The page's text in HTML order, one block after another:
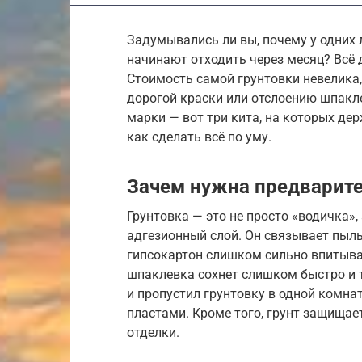
Задумывались ли вы, почему у одних
начинают отходить через месяц?
Стоимость самой грунтовки
дорогой краски или отслоению
марки — вот три кита, на которых
как сделать всё по уму.
Зачем нужна
Грунтовка — это не просто
адгезионный слой. Он связывает
гипсокартон слишком сильно
шпаклевка сохнет слишком быстро
и пропустил грунтовку в одной
пластами. Кроме того, грунт
отделки.